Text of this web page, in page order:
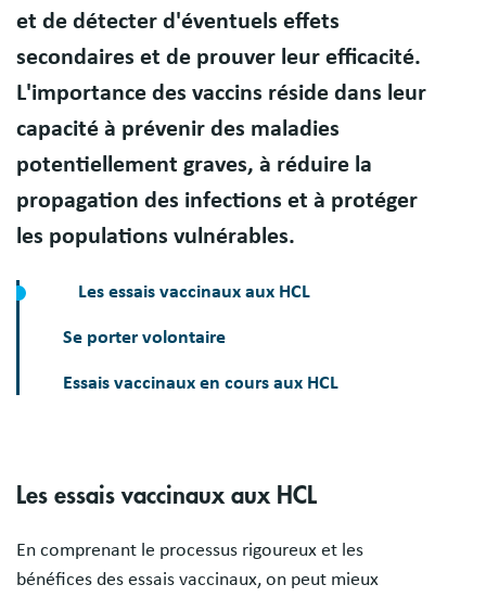
et de détecter d'éventuels effets
secondaires et de prouver leur efficacité.
L'importance des vaccins réside dans leur
capacité à prévenir des maladies
potentiellement graves, à réduire la
propagation des infections et à protéger
les populations vulnérables.
Les essais vaccinaux aux HCL
Se porter volontaire
Essais vaccinaux en cours aux HCL
Les essais vaccinaux aux HCL
En comprenant le processus rigoureux et les
bénéfices des essais vaccinaux, on peut mieux